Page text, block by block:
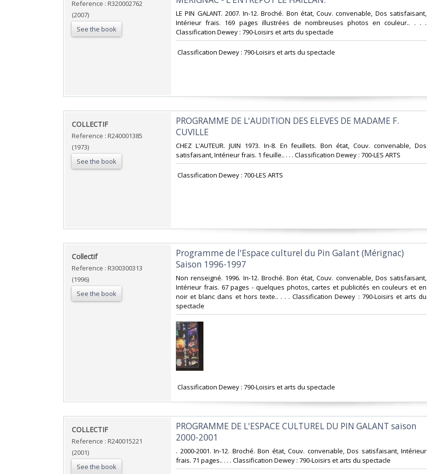
Reference : R320002762
(2007)
See the book
‎LE PIN GALANT. 2007. In-12. Broché. Bon état, Couv. convenable, Dos satisfaisant,
Intérieur frais. 169 pages illustrées de nombreuses photos en couleur.. . . .
Classification Dewey : 790-Loisirs et arts du spectacle‎
‎ Classification Dewey : 790-Loisirs et arts du spectacle‎
‎COLLECTIF‎
Reference : R240001385
(1973)
See the book
‎PROGRAMME DE L'AUDITION DES ELEVES DE MADAME F.
CUVILLE‎
‎CHEZ L'AUTEUR. JUIN 1973. In-8. En feuillets. Bon état, Couv. convenable, Dos
satisfaisant, Intérieur frais. 1 feuille.. . . . Classification Dewey : 700-LES ARTS‎
‎ Classification Dewey : 700-LES ARTS‎
‎Collectif‎
Reference : R300300313
(1996)
See the book
‎Programme de l'Espace culturel du Pin Galant (Mérignac)
Saison 1996-1997‎
‎Non renseigné. 1996. In-12. Broché. Bon état, Couv. convenable, Dos satisfaisant,
Intérieur frais. 67 pages - quelques photos, cartes et publicités en couleurs et en
noir et blanc dans et hors texte.. . . . Classification Dewey : 790-Loisirs et arts du
spectacle‎
‎ Classification Dewey : 790-Loisirs et arts du spectacle‎
‎COLLECTIF‎
Reference : R240015221
(2001)
See the book
‎PROGRAMME DE L'ESPACE CULTUREL DU PIN GALANT saison
2000-2001‎
‎. 2000-2001. In-12. Broché. Bon état, Couv. convenable, Dos satisfaisant, Intérieur
frais. 71 pages.. . . . Classification Dewey : 790-Loisirs et arts du spectacle‎